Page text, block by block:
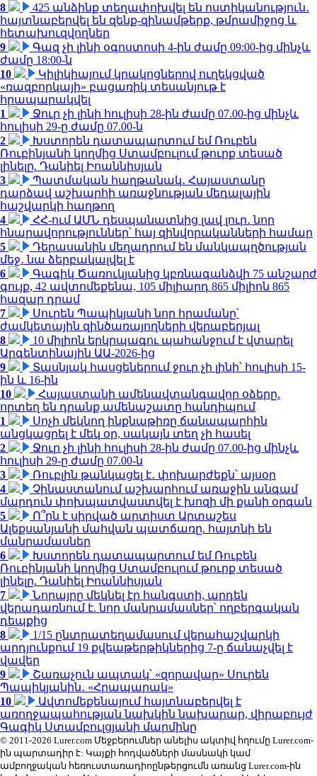
8
425 անձինք տեղափոխվել են ոստիկանություն․
հայտնաբերվել են զենք-զինամթերք, թմրամիջոց և
հետախուզվողներ
9
Գազ չի լինի օգոստոսի 4-ին ժամը 09:00-ից մինչև
ժամը 18:00-ն
10
Կիլիկիայում կրակոցներով ուղեկցված
«ռազբորկայի» բացառիկ տեսանյութ է
հրապարակվել
1
Ջուր չի լինի հուլիսի 28-ին ժամը 07.00-ից մինչև
հուլիսի 29-ը ժամը 07.00-ն
2
Խստորեն դատապարտում եմ Ռուբեն
Ռուբինյանի կողմից Ստամբուլում թուրք տեսած
լինելը. Դանիել Իոաննիսյան
3
Պատմական հաղթանակ․ Հայաստանը
դարձավ աշխարհի առաջնության մեդալային
հաշվարկի հաղթող
4
ՀՀ-ում ԱՄՆ դեսպանատնից լավ լուր․ նոր
հնարավորություններ՝ հայ զինվորականների համար
5
Դերասանին մեղադրում են մանկապղծության
մեջ․ նա ձերբակալվել է
6
Գագիկ Ծառուկյանից կբռնագանձվի 75 անշարժ
գույք, 42 ավտոմեքենա, 105 միլիարդ 865 միլիոն 865
հազար դրամ
7
Սուրեն Պապիկյանի նոր հրամանը՝
ժամկետային զինծառայողների վերաբերյալ
8
10 միլիոն երկրպագու պահանջում է վտարել
Արգենտինային ԱԱ-2026-ից
9
Տասնյակ հասցեներում ջուր չի լինի՝ հուլիսի 15-
ին և 16-ին
10
Հայաստանի ամենավտանգավոր օձերը.
որտեղ են դրանք ամենաշատը հանդիպում
1
Սոչի մեկնող ինքնաթիռը ճանապարհին
անցկացրել է մեկ օր, սակայն տեղ չի հասել
2
Ջուր չի լինի հուլիսի 28-ին ժամը 07.00-ից մինչև
հուլիսի 29-ը ժամը 07.00-ն
3
Ռուբլին թանկացել է․ փոխարժեքն՝ այսօր
4
Չինաստանում աշխարհում առաջին անգամ
մարդուն փոխպատվաստվել է խոզի մի քանի օրգան
5
Ո՞րն է սիրված արտիստ Արտաշես
Ալեքսանյանի մահվան պատճառը. հայտնի են
մանրամասներ
6
Խստորեն դատապարտում եմ Ռուբեն
Ռուբինյանի կողմից Ստամբուլում թուրք տեսած
լինելը. Դանիել Իոաննիսյան
7
Նորայրը մեկնել էր հանգստի, արդեն
վերադառնում է. նոր մանրամասներ՝ ողբերգական
դեպքից
8
1/15 ընտրատեղամասում վերահաշվարկի
արդյունքում 19 քվեաթերթիկներից 7-ը ճանաչվել է
վավեր
9
Շառաչուն ապտակ՝ «զորավար» Սուրեն
Պապիկյանին․ «Հրապարակ»
10
Ավտոմեքենայում հայտնաբերվել է
առողջապահության նախկին նախարար, վիրաբույժ
Գագիկ Ստամբուլցյանի մարմինը
© 2011-2026 Lurer.com Մեջբերումներ անելիս ակտիվ հղումը Lurer.com-
ին պարտադիր է: Կայքի հոդվածների մասնակի կամ
ամբողջական հեռուստառադիոընթերցումն առանց Lurer.com-ին